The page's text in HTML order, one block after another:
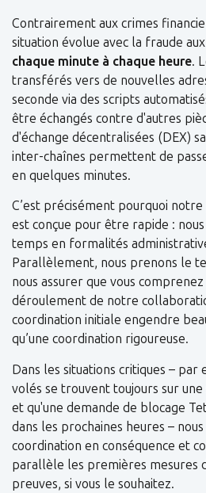
Contrairement aux crimes
situation évolue avec la fraude
chaque minute à chaque heure.
transférés vers de nouvelles
seconde via des scripts
être échangés contre d'autres
d'échange décentralisées (DEX)
inter-chaînes permettent de
en quelques minutes.
C’est précisément pourquoi
est conçue pour être rapide :
temps en formalités
Parallèlement, nous prenons le
nous assurer que vous
déroulement de notre
coordination initiale engendre
qu’une coordination rigoureuse.
Dans les situations critiques – par
volés se trouvent toujours sur une
et qu'une demande de blocage
dans les prochaines heures –
coordination en conséquence et
parallèle les premières mesures
preuves, si vous le souhaitez.